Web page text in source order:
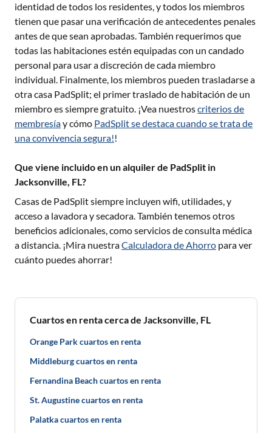
identidad de todos los residentes, y todos los miembros
tienen que pasar una verificación de antecedentes penales
antes de que sean aprobadas. También requerimos que
todas las habitaciones estén equipadas con un candado
personal para usar a discreción de cada miembro
individual. Finalmente, los miembros pueden trasladarse a
otra casa PadSplit; el primer traslado de habitación de un
miembro es siempre gratuito. ¡Vea nuestroscriterios de
membresíay cómo PadSplit se destaca cuando se trata de
una convivencia segura!!
Que viene incluido en un alquiler de PadSplit in
Jacksonville, FL?
Casas de PadSplit siempre incluyen wifi, utilidades, y
acceso a lavadora y secadora. También tenemos otros
beneficios adicionales, como servicios de consulta médica
a distancia. ¡Mira nuestraCalculadora de Ahorro para ver
cuánto puedes ahorrar!
Cuartos en renta cerca de Jacksonville, FL
Orange Park cuartos en renta
Middleburg cuartos en renta
Fernandina Beach cuartos en renta
St. Augustine cuartos en renta
Palatka cuartos en renta